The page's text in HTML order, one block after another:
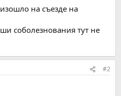
на съезде на
соболезнования тут не
#2